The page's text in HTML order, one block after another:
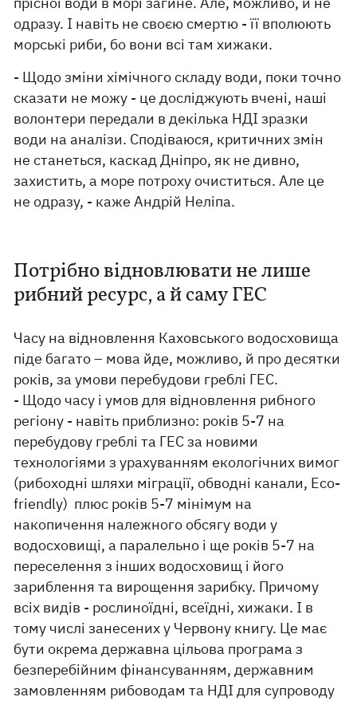
одразу. І навіть не своєю смертю - її вполюють
морські риби, бо вони всі там хижаки.
- Щодо зміни хімічного складу води, поки точно
сказати не можу - це досліджують вчені, наші
волонтери передали в декілька НДІ зразки
води на аналізи. Сподіваюся, критичних змін
не станеться, каскад Дніпро, як не дивно,
захистить, а море потроху очиститься. Але це
не одразу, - каже Андрій Неліпа.
Потрібно відновлювати не лише
рибний ресурс, а й саму ГЕС
Часу на відновлення Каховського водосховища
піде багато – мова йде, можливо, й про десятки
років, за умови перебудови греблі ГЕС.
- Щодо часу і умов для відновлення рибного
регіону - навіть приблизно: років 5-7 на
перебудову греблі та ГЕС за новими
технологіями з урахуванням екологічних вимог
(рибоходні шляхи міграції, обводні канали, Eco-
friendly) плюс років 5-7 мінімум на
накопичення належного обсягу води у
водосховищі, а паралельно і ще років 5-7 на
переселення з інших водосховищ і його
зариблення та вирощення зарибку. Причому
всіх видів - рослиноїдні, всеїдні, хижаки. І в
тому числі занесених у Червону книгу. Це має
бути окрема державна цільова програма з
безперебійним фінансуванням, державним
замовленням рибоводам та НДІ для супроводу